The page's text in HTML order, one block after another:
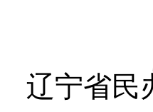
辽宁省民